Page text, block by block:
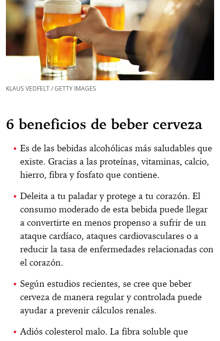
KLAUS VEDFELT / GETTY IMAGES
6 beneficios de beber cerveza
Es de las bebidas alcohólicas más saludables que
existe. Gracias a las proteínas, vitaminas, calcio,
hierro, fibra y fosfato que contiene.
Deleita a tu paladar y protege a tu corazón. El
consumo moderado de esta bebida puede llegar
a convertirte en menos propenso a sufrir de un
ataque cardíaco, ataques cardiovasculares o a
reducir la tasa de enfermedades relacionadas con
el corazón.
Según estudios recientes, se cree que beber
cerveza de manera regular y controlada puede
ayudar a prevenir cálculos renales.
Adiós colesterol malo. La fibra soluble que